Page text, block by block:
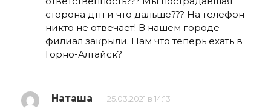
сторона дтп и что дальше??? На телефон
никто не отвечает! В нашем городе
филиал закрыли. Нам что теперь ехать в
Горно-Алтайск?
Наташа 25.03.2021 в 14:13